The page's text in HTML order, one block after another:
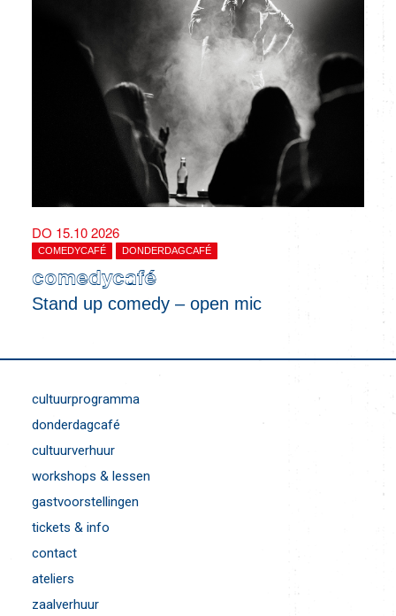
DO 15.10 2026
COMEDYCAFÉ DONDERDAGCAFÉ
comedycafé
Stand up comedy – open mic
cultuurprogramma
donderdagcafé
cultuurverhuur
workshops & lessen
gastvoorstellingen
tickets & info
contact
ateliers
zaalverhuur